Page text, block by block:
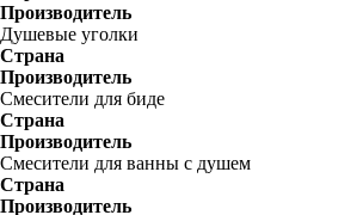
Производитель
Душевые уголки
Страна
Производитель
Смесители для биде
Страна
Производитель
Смесители для ванны с душем
Страна
Производитель